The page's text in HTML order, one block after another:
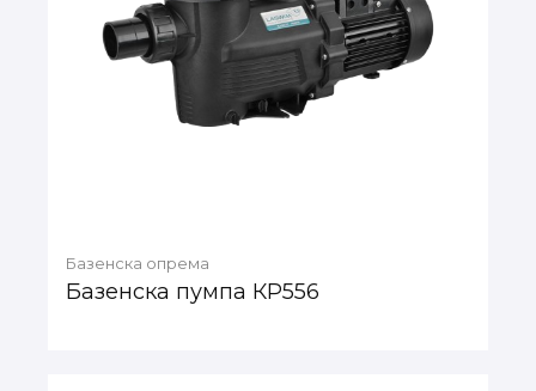
Базенска опрема
Базенска пумпа КР556